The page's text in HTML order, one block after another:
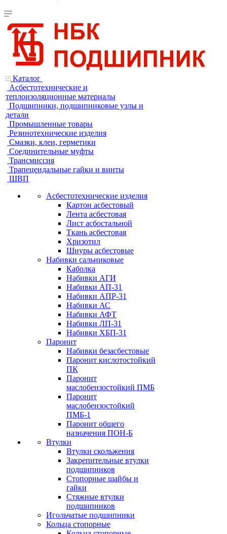
Каталог
Асбестотехнические и
теплоизоляционные материалы
Подшипники, подшипниковые узлы и
детали
Промышленные товары
Резинотехнические изделия
Смазки, клеи, герметики
Соединительные муфты
Трансмиссия
Трапецеидальные гайки и винты
ШВП
Асбестотехнические изделия
Картон асбестовый
Лента асбестовая
Лист асбостальной
Ткань асбестовая
Хризотил
Шнуры асбестовые
Набивки сальниковые
Каболка
Набивки АГИ
Набивки АП-31
Набивки АПР-31
Набивки АС
Набивки АФТ
Набивки ЛП-31
Набивки ХБП-31
Паронит
Набивки безасбестовые
Паронит кислотостойкий
ПК
Паронит
маслобензостойкий ПМБ
Паронит
маслобензостойкий
ПМБ-1
Паронит общего
назначения ПОН-Б
Втулки
Втулки скольжения
Закрепительные втулки
подшипников
Стопорные шайбы и
гайки
Стяжные втулки
подшипников
Игольчатые подшипники
Кольца стопорные